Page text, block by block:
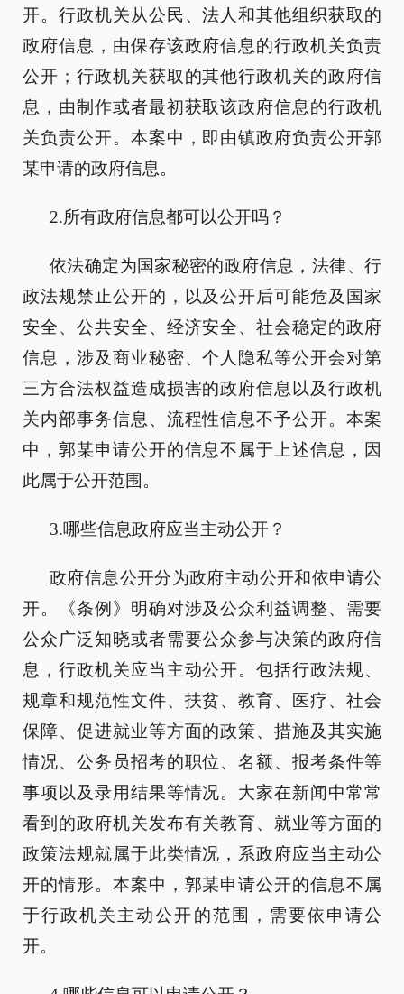
开。行政机关从公民、法人和其他组织获取的
政府信息，由保存该政府信息的行政机关负责
公开；行政机关获取的其他行政机关的政府信
息，由制作或者最初获取该政府信息的行政机
关负责公开。本案中，即由镇政府负责公开郭
某申请的政府信息。
2.所有政府信息都可以公开吗？
依法确定为国家秘密的政府信息，法律、行
政法规禁止公开的，以及公开后可能危及国家
安全、公共安全、经济安全、社会稳定的政府
信息，涉及商业秘密、个人隐私等公开会对第
三方合法权益造成损害的政府信息以及行政机
关内部事务信息、流程性信息不予公开。本案
中，郭某申请公开的信息不属于上述信息，因
此属于公开范围。
3.哪些信息政府应当主动公开？
政府信息公开分为政府主动公开和依申请公
开。《条例》明确对涉及公众利益调整、需要
公众广泛知晓或者需要公众参与决策的政府信
息，行政机关应当主动公开。包括行政法规、
规章和规范性文件、扶贫、教育、医疗、社会
保障、促进就业等方面的政策、措施及其实施
情况、公务员招考的职位、名额、报考条件等
事项以及录用结果等情况。大家在新闻中常常
看到的政府机关发布有关教育、就业等方面的
政策法规就属于此类情况，系政府应当主动公
开的情形。本案中，郭某申请公开的信息不属
于行政机关主动公开的范围，需要依申请公
开。